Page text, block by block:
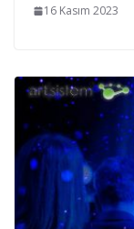
16 Kasım 2023